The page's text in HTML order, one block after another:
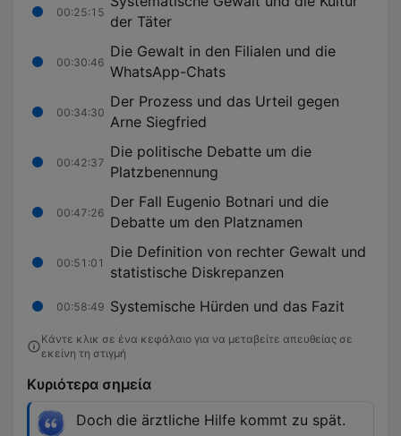
00:25:15
der Täter
00:30:46
Die Gewalt in den Filialen und die
WhatsApp-Chats
00:34:30
Der Prozess und das Urteil gegen
Arne Siegfried
00:42:37
Die politische Debatte um die
Platzbenennung
00:47:26
Der Fall Eugenio Botnari und die
Debatte um den Platznamen
00:51:01
Die Definition von rechter Gewalt und
statistische Diskrepanzen
00:58:49 Systemische Hürden und das Fazit
Κάντε κλικ σε ένα κεφάλαιο για να μεταβείτε απευθείας σε
εκείνη τη στιγμή
Κυριότερα σημεία
Doch die ärztliche Hilfe kommt zu spät.